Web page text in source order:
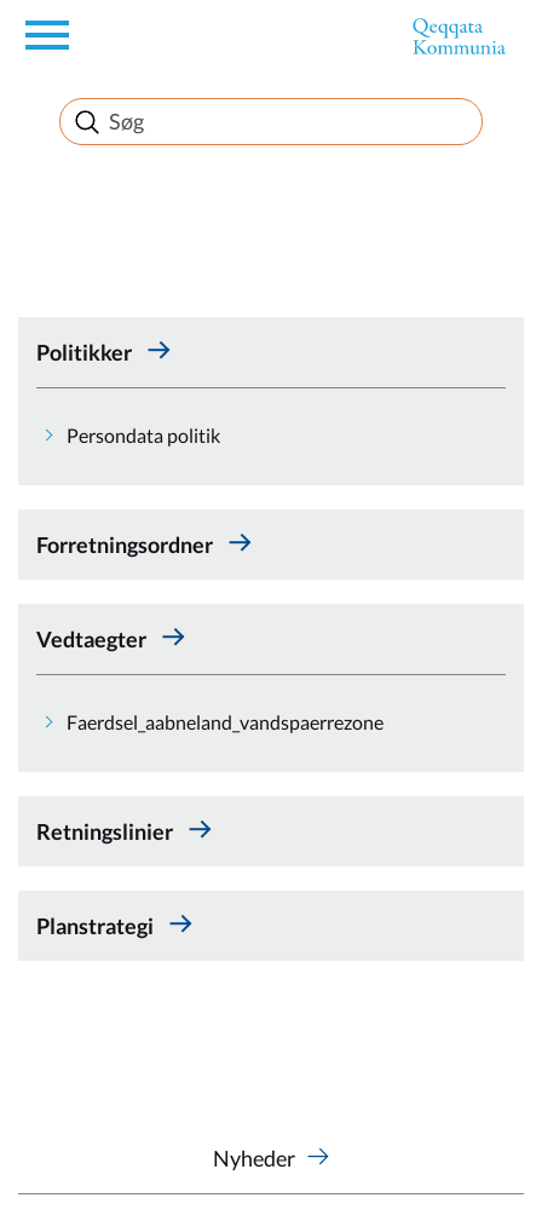
en
Borger
Turisme
Politikker
Persondata politik
Forretningsordner
Vedtaegter
Faerdsel_aabneland_vandspaerrezone
Retningslinier
Planstrategi
Nyheder